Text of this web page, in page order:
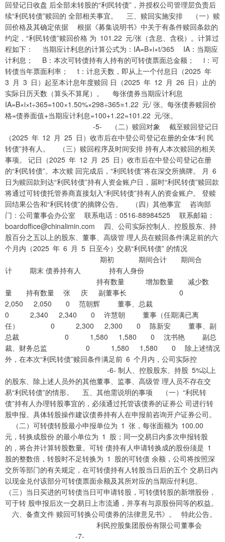
回登记日收盘 后全部未转股的“利民转债”，并授权公司管理层负责后
续“利民转债”赎回的 全部相关事宜。 三、赎回实施安排 （一）赎
回价格及其确定依据 根据《募集说明书》中关于有条件赎回条款的
约定，“利民转债”赎回价格 为 101.22 元/张（含息、含税）。计算过
程如下： 当期应计利息的计算公式为：IA=B×i×t/365 IA：当期应
计利息； B：本次可转债持有人持有的可转债票面总金额； i：可
转债当年票面利率； t：计息天数，即从上一个付息日（2025 年
3 月 3 日）起至本计息年度赎回 日（2025 年 12 月 26 日）止的
实际日历天数（算头不算尾）。 每张债券当期应计利息
IA=B×i×t÷365=100×1.50%×298÷365≈1.22 元/ 张。每张债券赎回价
格=债券面值+当期应计利息=100+1.22=101.22 元/张。
-5- （二）赎回对象 截至赎回登记日
（2025 年 12 月 25 日）收市后在中登公司登记在册的全体“利 民
转债”持有人。 （三）赎回程序及时间安排 持有人本次赎回的相关
事项。 记日（2025 年 12 月 25 日）收市后在中登公司登记在册
的“利民转债”。本次赎 回完成后，“利民转债”将在深交所摘牌。 月 6
日为赎回款到达“利民转债”持有人资金账户日，届时“利民转债”赎回款
将通过可转债托管券商直接划入“利民转债”持有人的资金账户。 登赎
回结果公告和“利民转债”的摘牌公告。 （四）其他事宜 咨询部
门：公司董事会办公室 联系电话：0516-88984525 联系邮箱：
boardoffice@chinalimin.com 四、公司实际控制人、控股股东、持
股百分之五以上的股东、董事、高级管 理人员在赎回条件满足前的六
个月内（2025 年 6 月 5 日至今）交易“利民转债” 的情况
期初 期间合计 期间合
计 期末 债券持有人 持有人身份
持有数量 增加数量 减少数
量 持有数量 张 庆 副董事长 0
2,050 2,050 0 范朝辉 董事、总裁
0 2,340 2,340 0 许慧朝 董事（任期满已离
任） 0 2,300 2,300 0 陈新安 董事、副
总裁 0 1,580 1,580 0 沈书艳 副总
裁、财务总监 0 1,580 1,580 0 除上述情况
外，在本次“利民转债”赎回条件满足前 6 个月内，公司实际控
-6- 制人、控股股东、持股 5%以上
的股东、除上述人员外的其他董事、监事、高级管 理人员不存在交
易“利民转债”的情形。 五、其他需说明的事项 （一）“利民转
债”持有人办理转股事宜的，必须通过托管该债券的证券公 司进行转
股申报。具体转股操作建议债券持有人在申报前咨询开户证券公司。
（二）可转债转股最小申报单位为 1 张，每张面额为 100.00
元，转换成股份 的最小单位为 1 股；同一交易日内多次申报转股
的，将合并计算转股数量。可转 债持有人申请转换成的股份须是 1
股的整数倍，转股时不足转换为 1 股的可转债 余额，公司将按照深
交所等部门的有关规定，在可转债持有人转股当日后的五个 交易日内
以现金兑付该部分可转债票面余额及其所对应的当期应付利息。
（三）当日买进的可转债当日可申请转股，可转债转股的新增股份，
可于转 股申报后次一交易日上市流通，并享有与原股份同等的权益。
六、备查文件 赎回可转换公司债券的法律意见书》。 特此公告。
利民控股集团股份有限公司董事会
-7-